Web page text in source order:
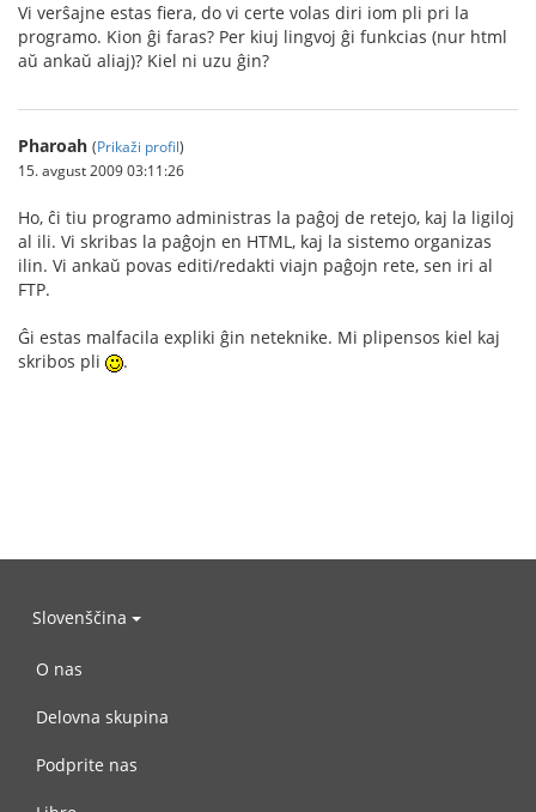
Vi verŝajne estas fiera, do vi certe volas diri iom pli pri la
programo. Kion ĝi faras? Per kiuj lingvoj ĝi funkcias (nur html
aŭ ankaŭ aliaj)? Kiel ni uzu ĝin?
Pharoah (Prikaži profil)
15. avgust 2009 03:11:26
Ho, ĉi tiu programo administras la paĝoj de retejo, kaj la ligiloj
al ili. Vi skribas la paĝojn en HTML, kaj la sistemo organizas
ilin. Vi ankaŭ povas editi/redakti viajn paĝojn rete, sen iri al
FTP.
Ĝi estas malfacila expliki ĝin neteknike. Mi plipensos kiel kaj
skribos pli
.
Slovenščina
O nas
Delovna skupina
Podprite nas